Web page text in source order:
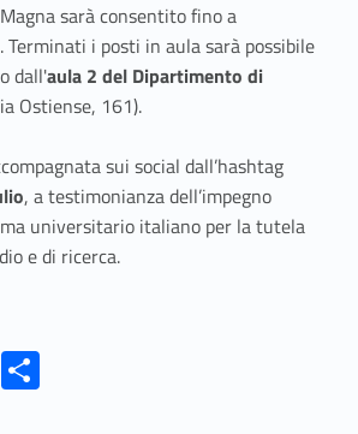
sarà consentito fino a
i posti in aula sarà possibile
dall'aula 2 del Dipartimento di
Ostiense, 161).
sui social dall’hashtag
, a testimonianza dell’impegno
universitario italiano per la tutela
e di ricerca.
m
S